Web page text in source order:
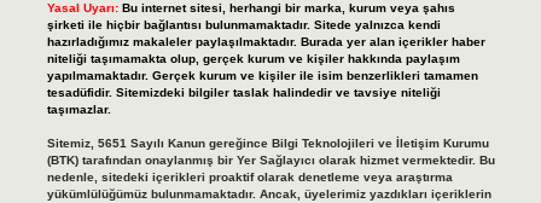
Yasal Uyarı: Bu internet sitesi, herhangi bir marka, kurum veya şahıs
şirketi ile hiçbir bağlantısı bulunmamaktadır. Sitede yalnızca kendi
hazırladığımız makaleler paylaşılmaktadır. Burada yer alan içerikler haber
niteliği taşımamakta olup, gerçek kurum ve kişiler hakkında paylaşım
yapılmamaktadır. Gerçek kurum ve kişiler ile isim benzerlikleri tamamen
tesadüfidir. Sitemizdeki bilgiler taslak halindedir ve tavsiye niteliği
taşımazlar.
Sitemiz, 5651 Sayılı Kanun gereğince Bilgi Teknolojileri ve İletişim Kurumu
(BTK) tarafından onaylanmış bir Yer Sağlayıcı olarak hizmet vermektedir. Bu
nedenle, sitedeki içerikleri proaktif olarak denetleme veya araştırma
yükümlülüğümüz bulunmamaktadır. Ancak, üyelerimiz yazdıkları içeriklerin